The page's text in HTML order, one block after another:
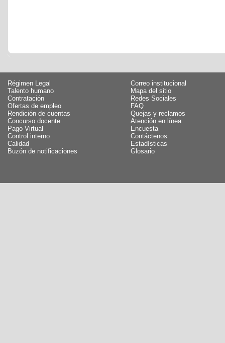
Régimen Legal
Talento humano
Contratación
Ofertas de empleo
Rendición de cuentas
Concurso docente
Pago Virtual
Control interno
Calidad
Buzón de notificaciones
Correo institucional
Mapa del sitio
Redes Sociales
FAQ
Quejas y reclamos
Atención en línea
Encuesta
Contáctenos
Estadísticas
Glosario